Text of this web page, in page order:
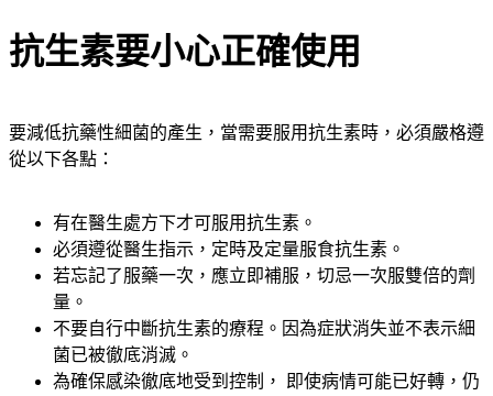
抗生素要小心正確使用
要減低抗藥性細菌的產生，當需要服用抗生素時，必須嚴格遵
從以下各點：
有在醫生處方下才可服用抗生素。
必須遵從醫生指示，定時及定量服食抗生素。
若忘記了服藥一次，應立即補服，切忌一次服雙倍的劑
量。
不要自行中斷抗生素的療程。因為症狀消失並不表示細
菌已被徹底消滅。
為確保感染徹底地受到控制， 即使病情可能已好轉，仍